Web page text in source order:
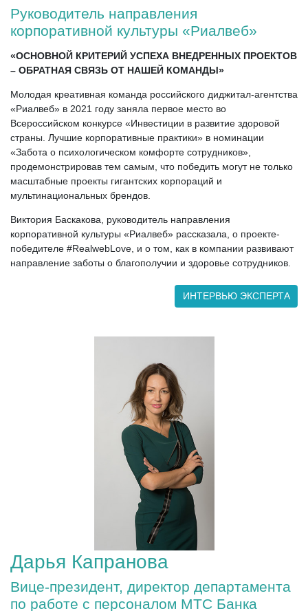
Руководитель направления
корпоративной культуры «Риалвеб»
«ОСНОВНОЙ КРИТЕРИЙ УСПЕХА ВНЕДРЕННЫХ ПРОЕКТОВ
– ОБРАТНАЯ СВЯЗЬ ОТ НАШЕЙ КОМАНДЫ»
Молодая креативная команда российского диджитал-агентства
«Риалвеб» в 2021 году заняла первое место во
Всероссийском конкурсе «Инвестиции в развитие здоровой
страны. Лучшие корпоративные практики» в номинации
«Забота о психологическом комфорте сотрудников»,
продемонстрировав тем самым, что победить могут не только
масштабные проекты гигантских корпораций и
мультинациональных брендов.
Виктория Баскакова, руководитель направления
корпоративной культуры «Риалвеб» рассказала, о проекте-
победителе #RealwebLove, и о том, как в компании развивают
направление заботы о благополучии и здоровье сотрудников.
ИНТЕРВЬЮ ЭКСПЕРТА
Дарья Капранова
Вице-президент, директор департамента
по работе с персоналом МТС Банка